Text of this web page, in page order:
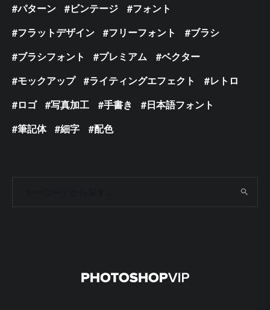
パターン
ビンテージ
フォント
フラットデザイン
フリーフォント
ブラシ
ブラシフォント
プレミアム
ベクター
モックアップ
ライティングエフェクト
レトロ
ロゴ
写真加工 手書き
日本語フォント
筆記体
細字 配色